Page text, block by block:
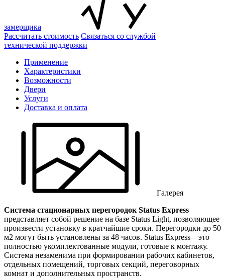
замерщика
Рассчитать стоимость Связаться со службой
технической поддержки
Применение
Характеристики
Возможности
Двери
Услуги
Доставка и оплата
Галерея
Система стационарных перегородок Status Express
представляет собой решение на базе Status Light, позволяющее
произвести установку в кратчайшие сроки. Перегородки до 50
м2 могут быть установлены за 48 часов. Status Express – это
полностью укомплектованные модули, готовые к монтажу.
Система незаменима при формировании рабочих кабинетов,
отдельных помещений, торговых секций, переговорных
комнат и дополнительных пространств.